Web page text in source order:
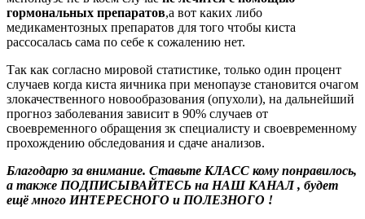
гормональных препаратов,а вот каких либо
медикаментозных препаратов для того чтобы киста
рассосалась сама по себе к сожалению нет.
Так как согласно мировой статистике, только один процент
случаев когда киста яичника при менопаузе становится очагом
злокачественного новообразования (опухоли), на дальнейший
прогноз заболевания зависит в 90% случаев от
своевременного обращения зк специалисту и своевременному
прохождению обследования и сдаче анализов.
Благодарю за внимание. Ставьте КЛАСС кому понравилось,
а также ПОДПИСЫВАЙТЕСЬ на НАШ КАНАЛ , будет
ещё много ИНТЕРЕСНОГО и ПОЛЕЗНОГО !